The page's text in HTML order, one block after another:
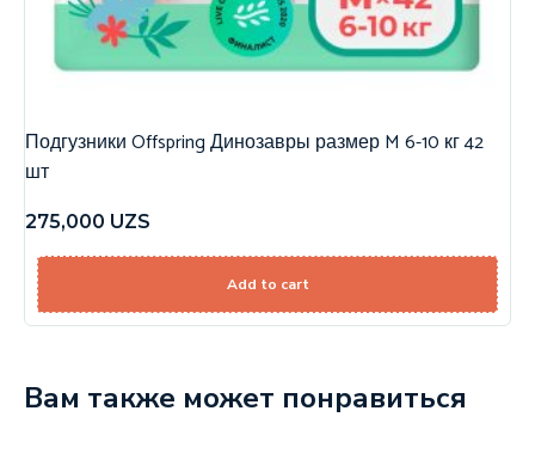
Подгузники Offspring Динозавры размер M 6-10 кг 42
шт
275,000 UZS
Add to cart
Вам также может понравиться